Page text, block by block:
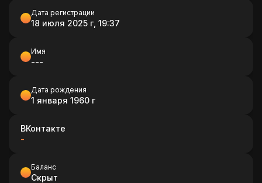
Дата регистрации
18 июля 2025 г, 19:37
Имя
---
Дата рождения
1 января 1960 г
ВКонтакте
-
Баланс
Скрыт